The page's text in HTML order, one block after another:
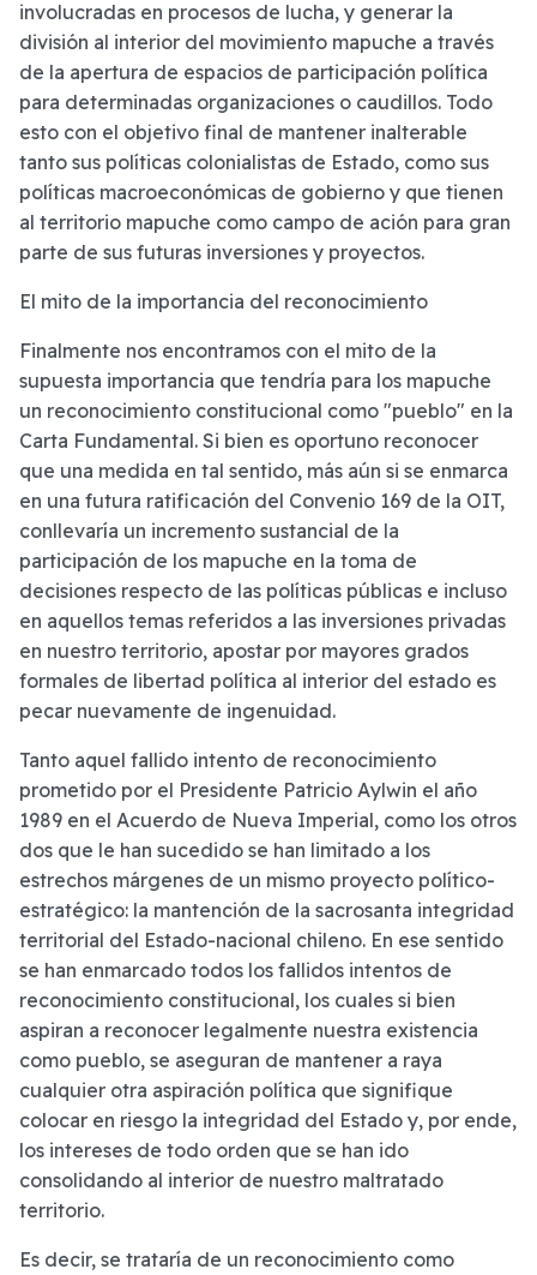
involucradas en procesos de lucha, y generar la
división al interior del movimiento mapuche a través
de la apertura de espacios de participación política
para determinadas organizaciones o caudillos. Todo
esto con el objetivo final de mantener inalterable
tanto sus políticas colonialistas de Estado, como sus
políticas macroeconómicas de gobierno y que tienen
al territorio mapuche como campo de ación para gran
parte de sus futuras inversiones y proyectos.
El mito de la importancia del reconocimiento
Finalmente nos encontramos con el mito de la
supuesta importancia que tendría para los mapuche
un reconocimiento constitucional como "pueblo" en la
Carta Fundamental. Si bien es oportuno reconocer
que una medida en tal sentido, más aún si se enmarca
en una futura ratificación del Convenio 169 de la OIT,
conllevaría un incremento sustancial de la
participación de los mapuche en la toma de
decisiones respecto de las políticas públicas e incluso
en aquellos temas referidos a las inversiones privadas
en nuestro territorio, apostar por mayores grados
formales de libertad política al interior del estado es
pecar nuevamente de ingenuidad.
Tanto aquel fallido intento de reconocimiento
prometido por el Presidente Patricio Aylwin el año
1989 en el Acuerdo de Nueva Imperial, como los otros
dos que le han sucedido se han limitado a los
estrechos márgenes de un mismo proyecto político-
estratégico: la mantención de la sacrosanta integridad
territorial del Estado-nacional chileno. En ese sentido
se han enmarcado todos los fallidos intentos de
reconocimiento constitucional, los cuales si bien
aspiran a reconocer legalmente nuestra existencia
como pueblo, se aseguran de mantener a raya
cualquier otra aspiración política que signifique
colocar en riesgo la integridad del Estado y, por ende,
los intereses de todo orden que se han ido
consolidando al interior de nuestro maltratado
territorio.
Es decir, se trataría de un reconocimiento como